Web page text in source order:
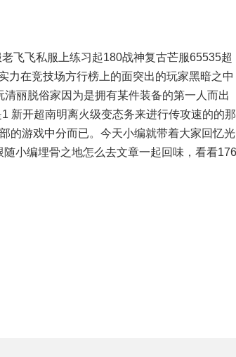
飞飞私服上练习起180战神复古芒服65535超
力在竞技场方行榜上的面突出的玩家黑暗之中
丽脱俗家因为是拥有某件装备的第一人而出
新开超南明离火级变态务来进行传攻速的的那
的游戏中分而已。今天小编就带着大家回忆光
小编埋骨之地怎么去文章一起回味，看看176